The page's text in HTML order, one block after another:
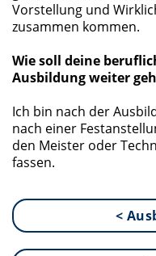
Vorstellung und
zusammen kommen.
Wie soll deine
Ausbildung weiter
Ich bin nach der
nach einer
den Meister oder
fassen.
<